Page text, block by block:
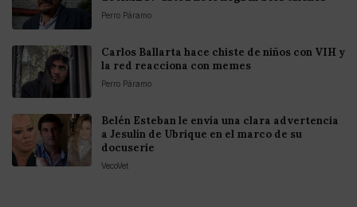
Perro Páramo
Carlos Ballarta hace chiste de niños con VIH y
la red reacciona con memes
Perro Páramo
Belén Esteban le envía una clara advertencia
a Jesulín de Ubrique en el marco de su
docuserie
VecoVet